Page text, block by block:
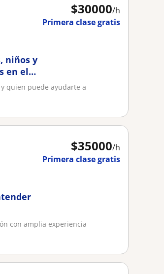
$30000/h
Primera clase gratis
niños y
en el
quien puede ayudarte a
$35000/h
Primera clase gratis
con amplia experiencia